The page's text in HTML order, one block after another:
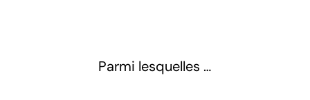
Parmi lesquelles …